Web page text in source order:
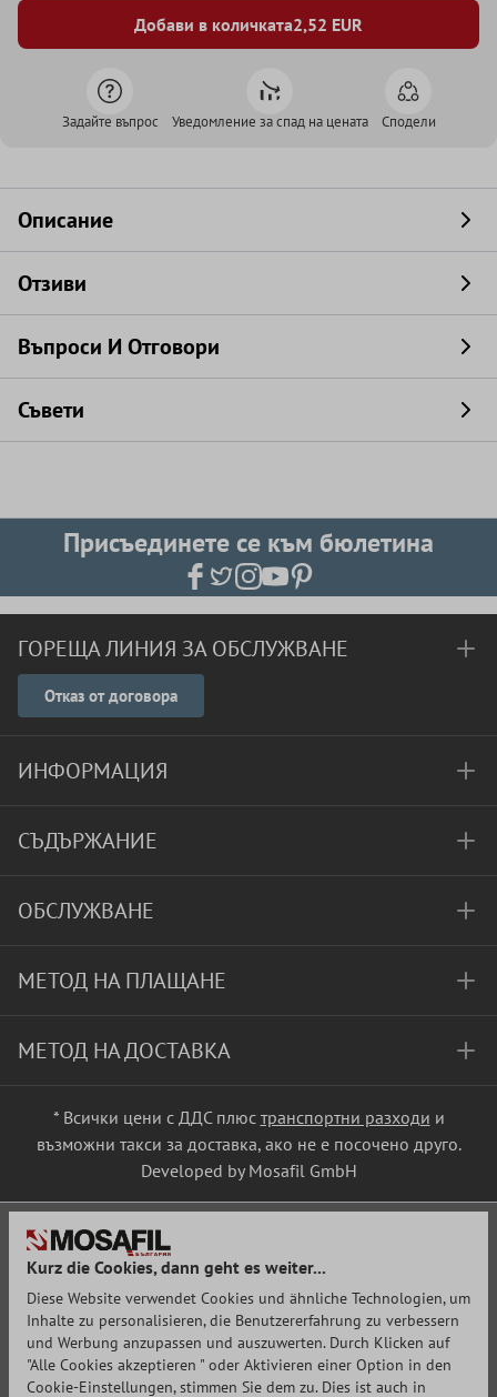
Добави в количката2,52 EUR
Задайте въпрос Уведомление за спад на цената Сподели
Описание
Отзиви
Въпроси И Отговори
Съвети
Присъединете се към бюлетина
ГОРЕЩА ЛИНИЯ ЗА ОБСЛУЖВАНЕ
Отказ от договора
ИНФОРМАЦИЯ
СЪДЪРЖАНИЕ
ОБСЛУЖВАНЕ
МЕТОД НА ПЛАЩАНЕ
МЕТОД НА ДОСТАВКА
* Всички цени с ДДС плюс транспортни разходи и
възможни такси за доставка, ако не е посочено друго.
Developed by Mosafil GmbH
Kurz die Cookies, dann geht es weiter...
Diese Website verwendet Cookies und ähnliche Technologien, um
Inhalte zu personalisieren, die Benutzererfahrung zu verbessern
und Werbung anzupassen und auszuwerten. Durch Klicken auf
"Alle Cookies akzeptieren " oder Aktivieren einer Option in den
Cookie-Einstellungen, stimmen Sie dem zu. Dies ist auch in